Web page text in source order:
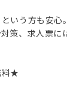
いう方も安心。
策、求人票に
料★